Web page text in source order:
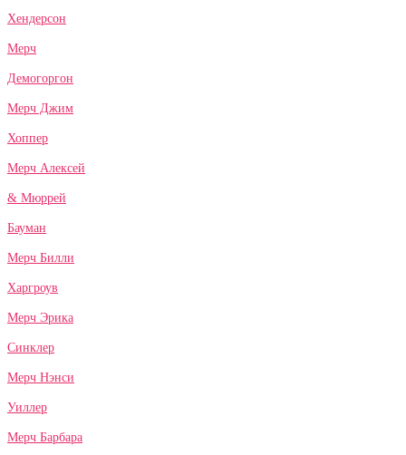
Хендерсон
Мерч
Демогоргон
Мерч Джим
Хоппер
Мерч Алексей
& Мюррей
Бауман
Мерч Билли
Харгроув
Мерч Эрика
Синклер
Мерч Нэнси
Уиллер
Мерч Барбара